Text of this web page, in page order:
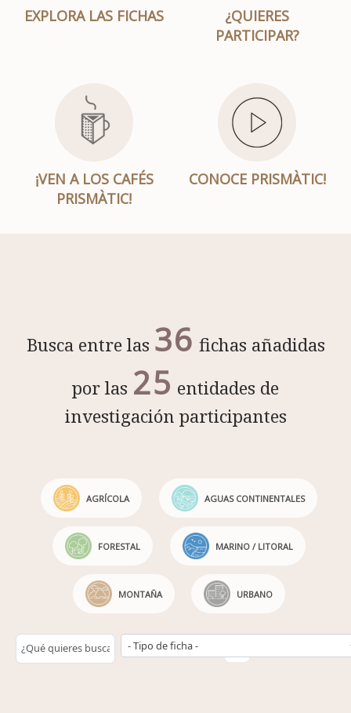
EXPLORA LAS FICHAS
¿QUIERES
PARTICIPAR?
¡VEN A LOS CAFÉS
PRISMÀTIC!
CONOCE PRISMÀTIC!
Busca entre las 36 fichas añadidas
por las 25 entidades de
investigación participantes
AGRÍCOLA AGUAS CONTINENTALES
FORESTAL MARINO / LITORAL
MONTAÑA URBANO
- Tipo de ficha -